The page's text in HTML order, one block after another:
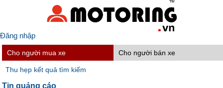
Đăng nhập
Cho người mua xe Cho người bán xe
Thu hẹp kết quả tìm kiếm
Tin quảng cáo